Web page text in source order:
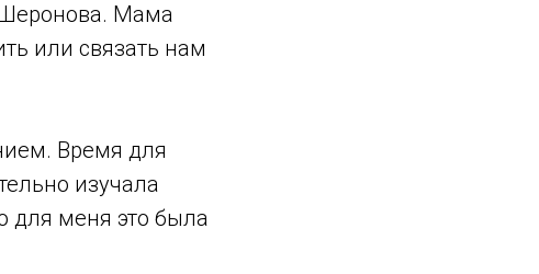
Шеронова. Мама
или связать нам
Время для
изучала
для меня это была